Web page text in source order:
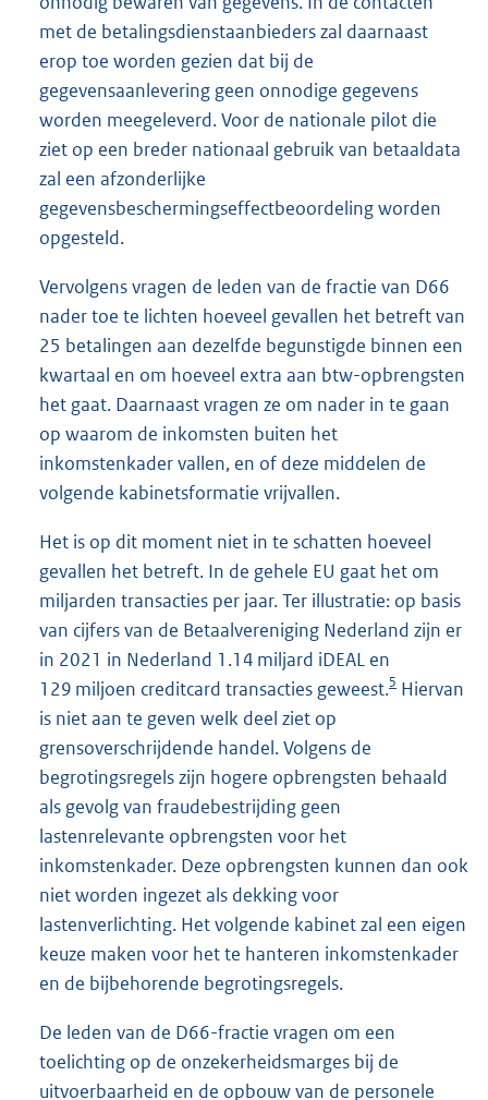
met de betalingsdienstaanbieders zal daarnaast
erop toe worden gezien dat bij de
gegevensaanlevering geen onnodige gegevens
worden meegeleverd. Voor de nationale pilot die
ziet op een breder nationaal gebruik van betaaldata
zal een afzonderlijke
gegevensbeschermingseffectbeoordeling worden
opgesteld.
Vervolgens vragen de leden van de fractie van D66
nader toe te lichten hoeveel gevallen het betreft van
25 betalingen aan dezelfde begunstigde binnen een
kwartaal en om hoeveel extra aan btw-opbrengsten
het gaat. Daarnaast vragen ze om nader in te gaan
op waarom de inkomsten buiten het
inkomstenkader vallen, en of deze middelen de
volgende kabinetsformatie vrijvallen.
Het is op dit moment niet in te schatten hoeveel
gevallen het betreft. In de gehele EU gaat het om
miljarden transacties per jaar. Ter illustratie: op basis
van cijfers van de Betaalvereniging Nederland zijn er
in 2021 in Nederland 1.14 miljard iDEAL en
129 miljoen creditcard transacties geweest.5 Hiervan
is niet aan te geven welk deel ziet op
grensoverschrijdende handel. Volgens de
begrotingsregels zijn hogere opbrengsten behaald
als gevolg van fraudebestrijding geen
lastenrelevante opbrengsten voor het
inkomstenkader. Deze opbrengsten kunnen dan ook
niet worden ingezet als dekking voor
lastenverlichting. Het volgende kabinet zal een eigen
keuze maken voor het te hanteren inkomstenkader
en de bijbehorende begrotingsregels.
De leden van de D66-fractie vragen om een
toelichting op de onzekerheidsmarges bij de
uitvoerbaarheid en de opbouw van de personele